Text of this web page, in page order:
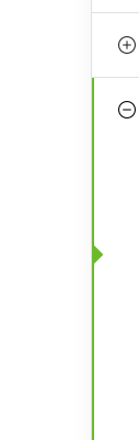
s
t